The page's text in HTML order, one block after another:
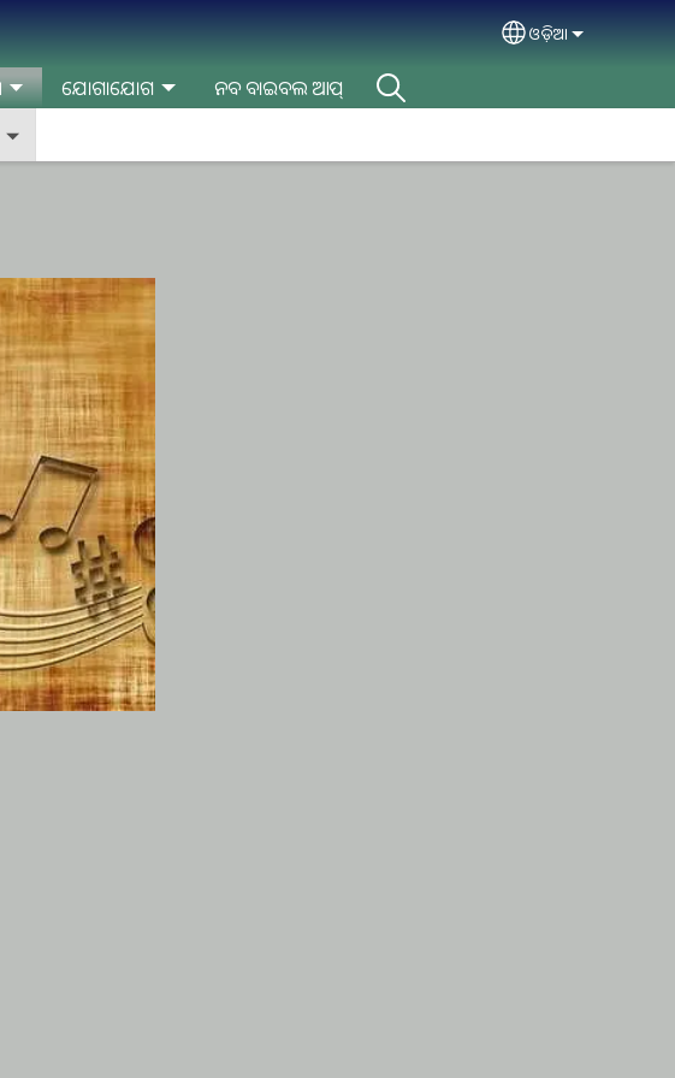
Select your
ଓଡ଼ିଆ
ଯୋଗାଯୋଗ ନବ ବାଇବଲ ଆପ୍